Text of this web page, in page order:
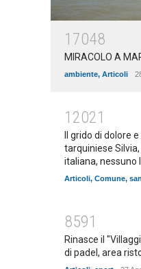
17048
MIRACOLO A
ambiente, Articoli
12021
Il grido di dolore
tarquiniese
italiana, nessuno
Articoli, Comune,
8591
Rinasce il
di padel, area